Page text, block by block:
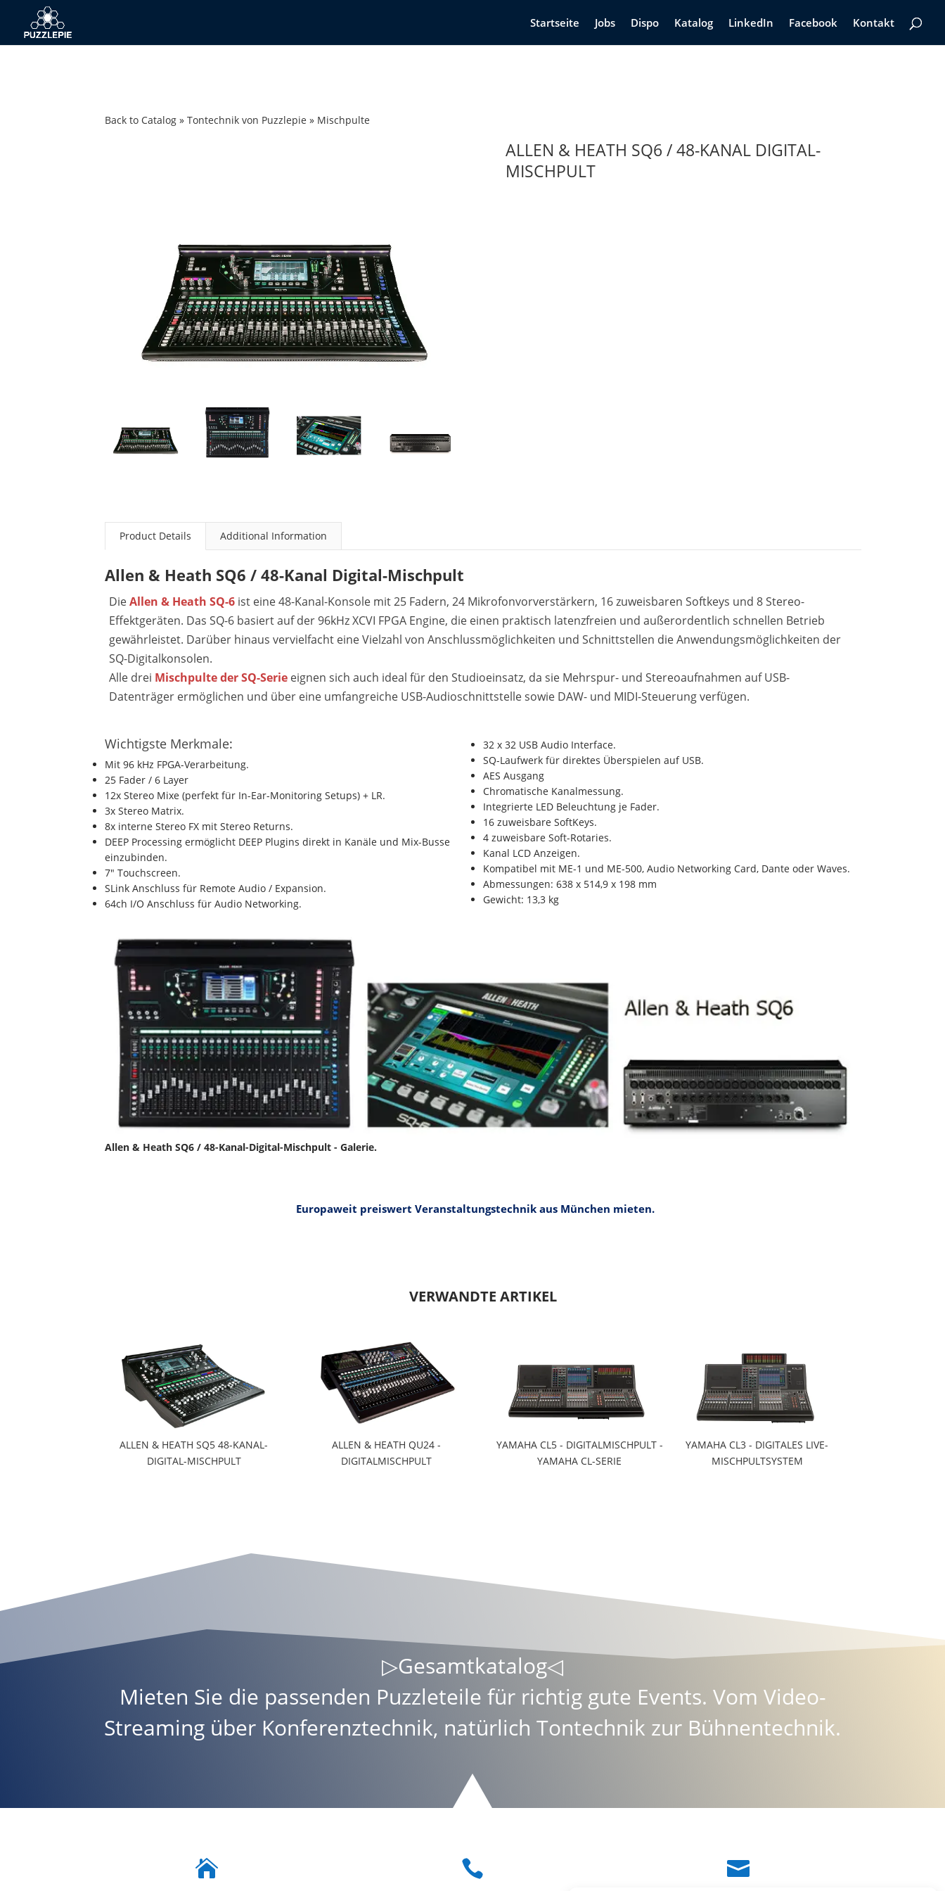
Startseite Jobs Dispo Katalog LinkedIn Facebook Kontakt
Back to Catalog Tontechnik von Puzzlepie Mischpulte
ALLEN & HEATH SQ6 / 48-KANAL DIGITAL-
MISCHPULT
Product Details Additional Information
Allen & Heath SQ6 / 48-Kanal Digital-Mischpult
DieAllen & Heath SQ-6 ist eine 48-Kanal-Konsole mit 25 Fadern, 24 Mikrofonvorverstärkern, 16 zuweisbaren Softkeys und 8 Stereo-
Effektgeräten. Das SQ-6 basiert auf der 96kHz XCVI FPGA Engine, die einen praktisch latenzfreien und außerordentlich schnellen Betrieb
gewährleistet. Darüber hinaus vervielfacht eine Vielzahl von Anschlussmöglichkeiten und Schnittstellen die Anwendungsmöglichkeiten der
SQ-Digitalkonsolen.
Alle drei Mischpulte der SQ-Serie eignen sich auch ideal für den Studioeinsatz, da sie Mehrspur- und Stereoaufnahmen auf USB-
Datenträger ermöglichen und über eine umfangreiche USB-Audioschnittstelle sowie DAW- und MIDI-Steuerung verfügen.
Wichtigste Merkmale:
Mit 96 kHz FPGA-Verarbeitung.
25 Fader / 6 Layer
12x Stereo Mixe (perfekt für In-Ear-Monitoring Setups) + LR.
3x Stereo Matrix.
8x interne Stereo FX mit Stereo Returns.
DEEP Processing ermöglicht DEEP Plugins direkt in Kanäle und Mix-Busse
einzubinden.
7" Touchscreen.
SLink Anschluss für Remote Audio / Expansion.
64ch I/O Anschluss für Audio Networking.
32 x 32 USB Audio Interface.
SQ-Laufwerk für direktes Überspielen auf USB.
AES Ausgang
Chromatische Kanalmessung.
Integrierte LED Beleuchtung je Fader.
16 zuweisbare SoftKeys.
4 zuweisbare Soft-Rotaries.
Kanal LCD Anzeigen.
Kompatibel mit ME-1 und ME-500, Audio Networking Card, Dante oder Waves.
Abmessungen: 638 x 514,9 x 198 mm
Gewicht: 13,3 kg
Allen & Heath SQ6 / 48-Kanal-Digital-Mischpult - Galerie.
Europaweit preiswert Veranstaltungstechnik aus München mieten.
VERWANDTE ARTIKEL
ALLEN & HEATH SQ5 48-KANAL-
DIGITAL-MISCHPULT
ALLEN & HEATH QU24 -
DIGITALMISCHPULT
YAMAHA CL5 - DIGITALMISCHPULT -
YAMAHA CL-SERIE
YAMAHA CL3 - DIGITALES LIVE-
MISCHPULTSYSTEM
▷Gesamtkatalog◁
Mieten Sie die passenden Puzzleteile für richtig gute Events. Vom Video-
Streaming über Konferenztechnik, natürlich Tontechnik zur Bühnentechnik.
  